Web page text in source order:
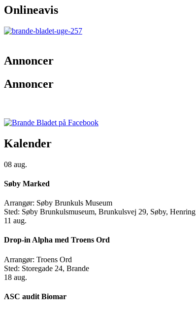
Onlineavis
Annoncer
Annoncer
Kalender
08 aug.
Søby Marked
Arrangør: Søby Brunkuls Museum
Sted: Søby Brunkulsmuseum, Brunkulsvej 29, Søby, Henring
11 aug.
Drop-in Alpha med Troens Ord
Arrangør: Troens Ord
Sted: Storegade 24, Brande
18 aug.
ASC audit Biomar